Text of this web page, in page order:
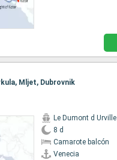
Mljet, Dubrovnik
Le Dumont d Urville
8 d
Camarote balcón
Venecia